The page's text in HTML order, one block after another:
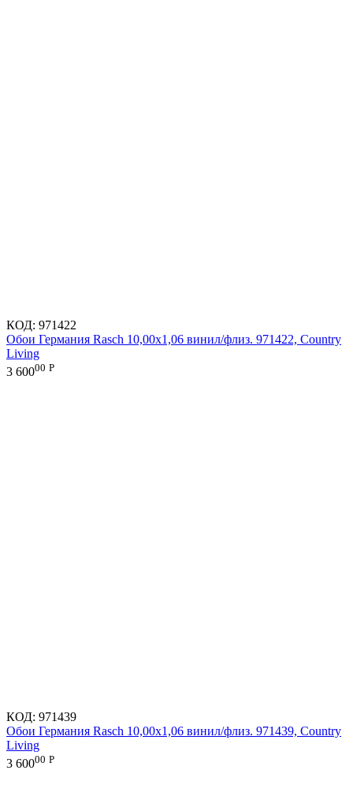
КОД: 971422
Обои Германия Rasch 10,00x1,06 винил/флиз. 971422, Country
Living
3 60000 Р
КОД: 971439
Обои Германия Rasch 10,00x1,06 винил/флиз. 971439, Country
Living
3 60000 Р